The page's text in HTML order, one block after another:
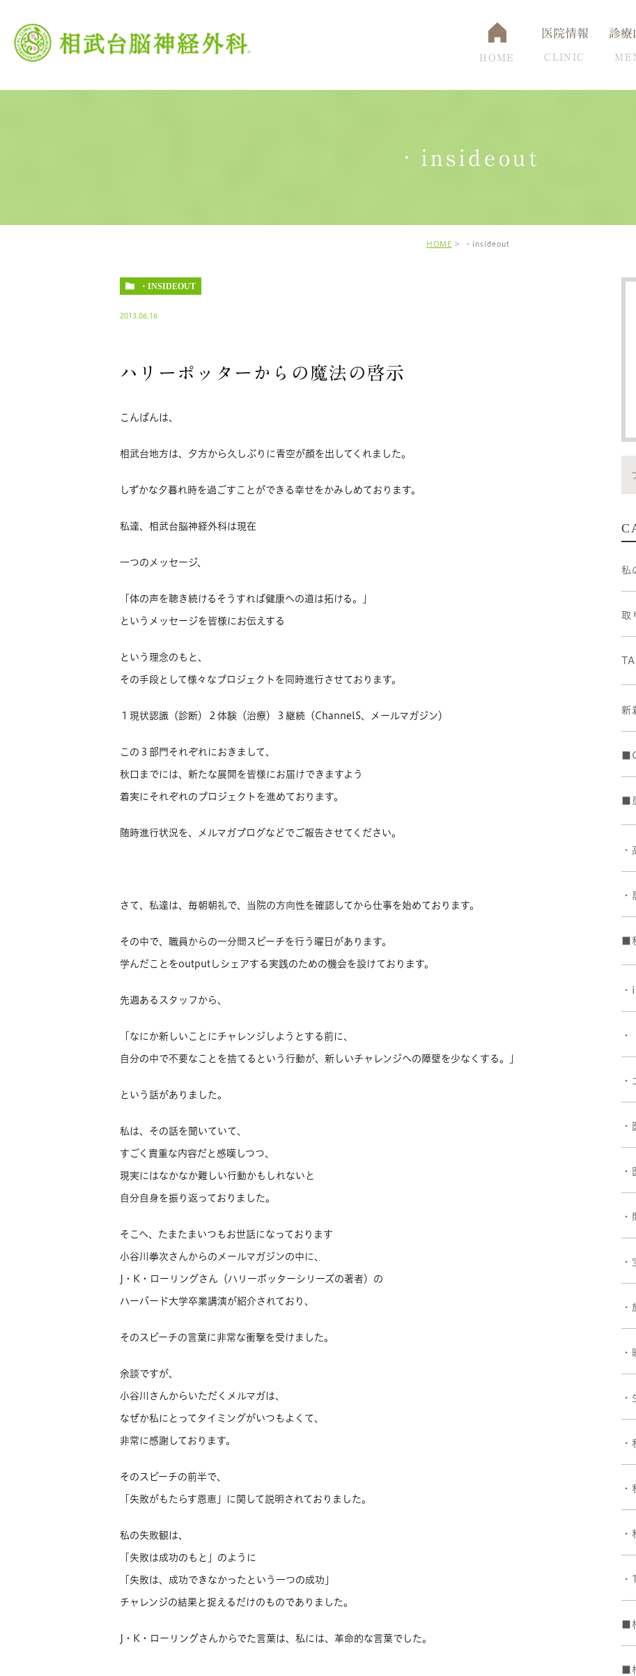
HOME
医院情報
CLINIC
設備について
診療
脳ドック 頭痛克服の秘訣
・insideout
HOME ・insideout
・INSIDEOUT
2013.06.16
ハリーポッターからの魔法の啓示
こんばんは、
相武台地方は、夕方から久しぶりに青空が顔を出してくれました。
しずかな夕暮れ時を過ごすことができる幸せをかみしめております。
私達、相武台脳神経外科は現在
一つのメッセージ、
「体の声を聴き続けるそうすれば健康への道は拓ける。」
というメッセージを皆様にお伝えする
という理念のもと、
その手段として様々なプロジェクトを同時進行させております。
１現状認識（診断）２体験（治療）３継続（ChannelS、メールマガジン）
この３部門それぞれにおきまして、
秋口までには、新たな展開を皆様にお届けできますよう
着実にそれぞれのプロジェクトを進めております。
随時進行状況を、メルマガブログなどでご報告させてください。
さて、私達は、毎朝朝礼で、当院の方向性を確認してから仕事を始めております。
その中で、職員からの一分間スピーチを行う曜日があります。
学んだことをoutputしシェアする実践のための機会を設けております。
先週あるスタッフから、
「なにか新しいことにチャレンジしようとする前に、
自分の中で不要なことを捨てるという行動が、新しいチャレンジへの障壁を少なくする。」
という話がありました。
私は、その話を聞いていて、
すごく貴重な内容だと感嘆しつつ、
現実にはなかなか難しい行動かもしれないと
自分自身を振り返っておりました。
そこへ、たまたまいつもお世話になっております
小谷川拳次さんからのメールマガジンの中に、
J・K・ローリングさん（ハリーポッターシリーズの著者）の
ハーバード大学卒業講演が紹介されており、
そのスピーチの言葉に非常な衝撃を受けました。
余談ですが、
小谷川さんからいただくメルマガは、
なぜか私にとってタイミングがいつもよくて、
非常に感謝しております。
そのスピーチの前半で、
「失敗がもたらす恩恵」に関して説明されておりました。
私の失敗観は、
「失敗は成功のもと」のように
「失敗は、成功できなかったという一つの成功」
チャレンジの結果と捉えるだけのものでありました。
J・K・ローリングさんからでた言葉は、私には、革命的な言葉でした。
私
取
新
■
■
・
・
■
■